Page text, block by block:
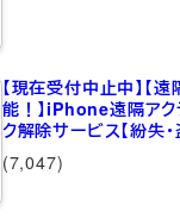
【現在受付中止中】【
能！】iPhone遠隔アク
ク解除サービス【紛失
(7,047)